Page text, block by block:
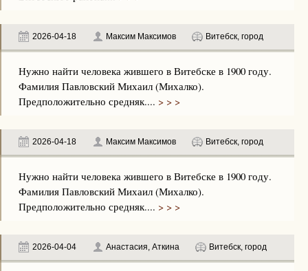
2026-04-18 Максим Максимов Витебск, город
Нужно найти человека жившего в Витебске в 1900 году.
Фамилия Павловский Михаил (Михалко).
Предположительно средняк.... > > >
2026-04-18 Максим Максимов Витебск, город
Нужно найти человека жившего в Витебске в 1900 году.
Фамилия Павловский Михаил (Михалко).
Предположительно средняк.... > > >
2026-04-04 Анастасия, Аткина Витебск, город